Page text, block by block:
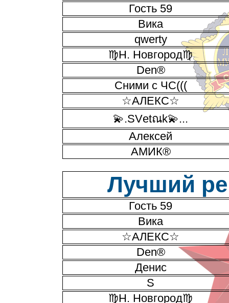
Гость 59
Вика
qwerty
♍Н. Новгород♍
Den®
Сними с ЧС(((
☆АЛЕКС☆
💫.SVеtณk💫...
Алексей
АМИК®
Лучший
Гость 59
Вика
☆АЛЕКС☆
Den®
Денис
S
♍Н. Новгород♍